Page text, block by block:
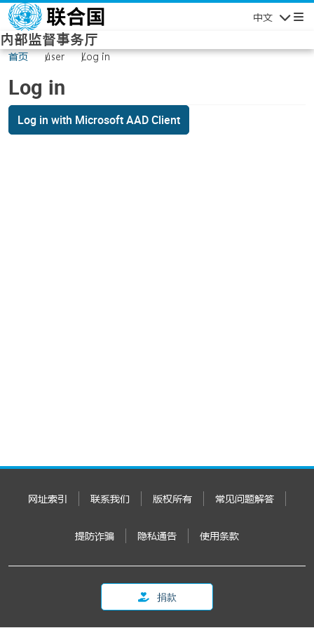
Skip to main content
中文
内部监督事务厅
首页 user Log in
Log in
Log in with Microsoft AAD Client
网址索引 联系我们 版权所有 常见问题解答
提防诈骗 隐私通告 使用条款
捐款